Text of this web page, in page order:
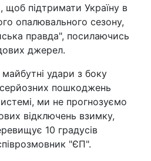
щоб підтримати Україну в
опалювального сезону,
правда", посилаючись
джерел.
удари з боку
пошкоджень
ми не прогнозуємо
відключень взимку,
10 градусів
"ЄП".